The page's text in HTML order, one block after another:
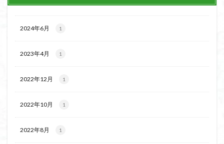
2024年6月 1
2023年4月 1
2022年12月 1
2022年10月 1
2022年8月 1